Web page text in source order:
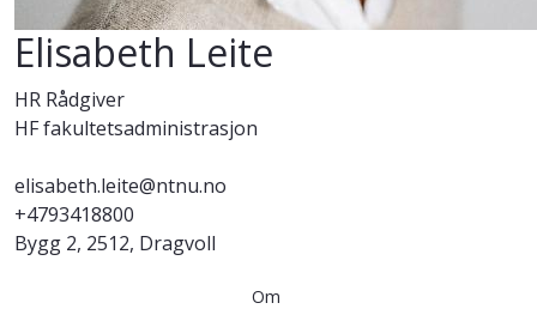
Elisabeth Leite
HR Rådgiver
HF fakultetsadministrasjon
elisabeth.leite@ntnu.no
+4793418800
Bygg 2, 2512, Dragvoll
Om